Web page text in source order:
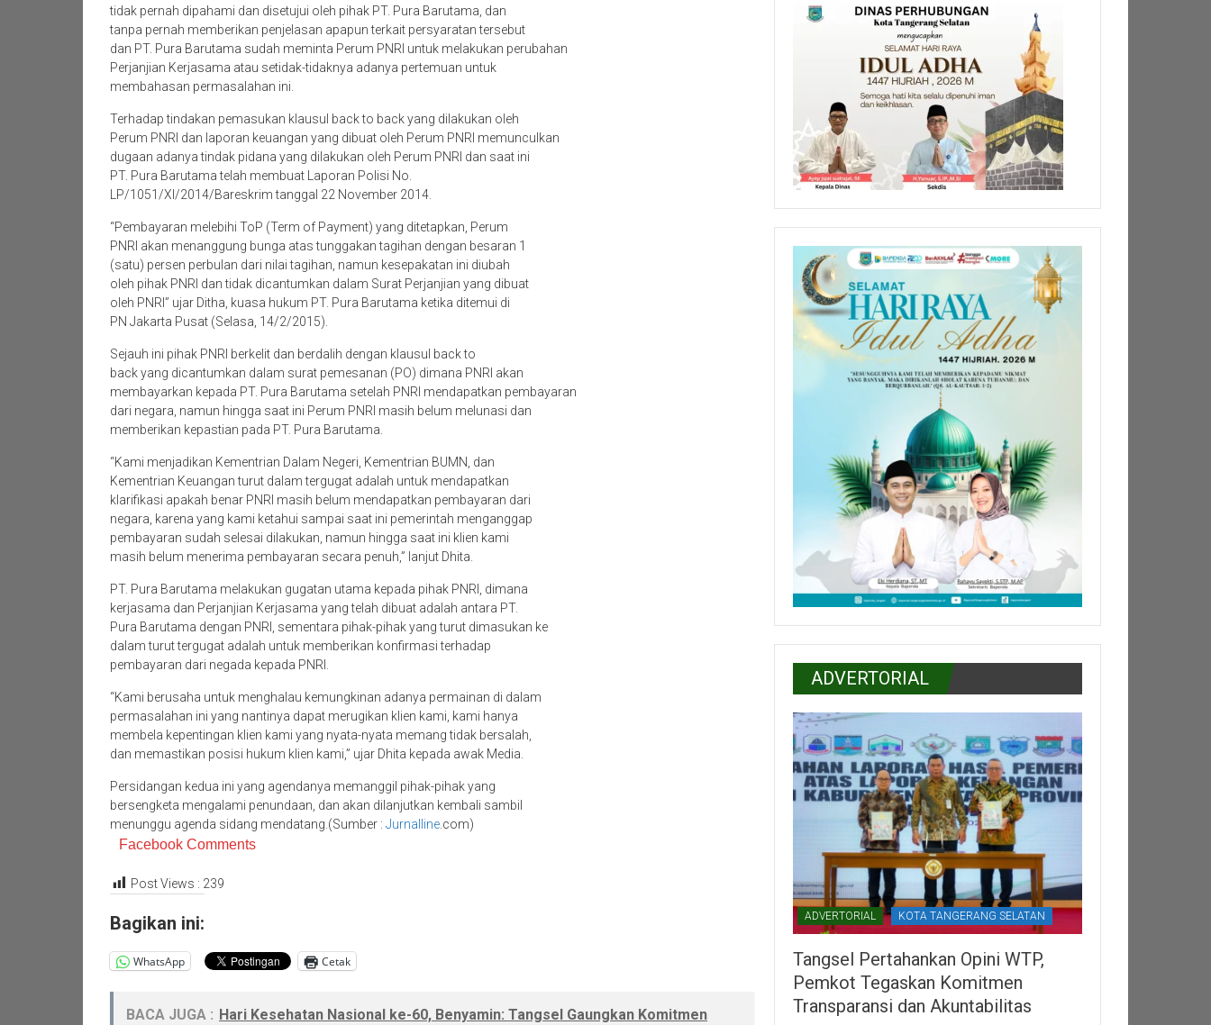
tidak pernah dipahami dan disetujui oleh pihak PT. Pura Barutama, dan
tanpa pernah memberikan penjelasan apapun terkait persyaratan tersebut
dan PT. Pura Barutama sudah meminta Perum PNRI untuk melakukan perubahan
Perjanjian Kerjasama atau setidak-tidaknya adanya pertemuan untuk
membahasan permasalahan ini.
Terhadap tindakan pemasukan klausul back to back yang dilakukan oleh
Perum PNRI dan laporan keuangan yang dibuat oleh Perum PNRI memunculkan
dugaan adanya tindak pidana yang dilakukan oleh Perum PNRI dan saat ini
PT. Pura Barutama telah membuat Laporan Polisi No.
LP/1051/XI/2014/Bareskrim tanggal 22 November 2014.
“Pembayaran melebihi ToP (Term of Payment) yang ditetapkan, Perum
PNRI akan menanggung bunga atas tunggakan tagihan dengan besaran 1
(satu) persen perbulan dari nilai tagihan, namun kesepakatan ini diubah
oleh pihak PNRI dan tidak dicantumkan dalam Surat Perjanjian yang dibuat
oleh PNRI” ujar Ditha, kuasa hukum PT. Pura Barutama ketika ditemui di
PN Jakarta Pusat (Selasa, 14/2/2015).
Sejauh ini pihak PNRI berkelit dan berdalih dengan klausul back to
back yang dicantumkan dalam surat pemesanan (PO) dimana PNRI akan
membayarkan kepada PT. Pura Barutama setelah PNRI mendapatkan pembayaran
dari negara, namun hingga saat ini Perum PNRI masih belum melunasi dan
memberikan kepastian pada PT. Pura Barutama.
“Kami menjadikan Kementrian Dalam Negeri, Kementrian BUMN, dan
Kementrian Keuangan turut dalam tergugat adalah untuk mendapatkan
klarifikasi apakah benar PNRI masih belum mendapatkan pembayaran dari
negara, karena yang kami ketahui sampai saat ini pemerintah menganggap
pembayaran sudah selesai dilakukan, namun hingga saat ini klien kami
masih belum menerima pembayaran secara penuh,” lanjut Dhita.
PT. Pura Barutama melakukan gugatan utama kepada pihak PNRI, dimana
kerjasama dan Perjanjian Kerjasama yang telah dibuat adalah antara PT.
Pura Barutama dengan PNRI, sementara pihak-pihak yang turut dimasukan ke
dalam turut tergugat adalah untuk memberikan konfirmasi terhadap
pembayaran dari negada kepada PNRI.
“Kami berusaha untuk menghalau kemungkinan adanya permainan di dalam
permasalahan ini yang nantinya dapat merugikan klien kami, kami hanya
membela kepentingan klien kami yang nyata-nyata memang tidak bersalah,
dan memastikan posisi hukum klien kami,” ujar Dhita kepada awak Media.
Persidangan kedua ini yang agendanya memanggil pihak-pihak yang
bersengketa mengalami penundaan, dan akan dilanjutkan kembali sambil
menunggu agenda sidang mendatang.(Sumber : Jurnalline .com)
Facebook Comments
Post Views : 239
Bagikan ini:
WhatsApp Cetak
BACA JUGA : Hari Kesehatan Nasional ke-60, Benyamin: Tangsel Gaungkan Komitmen
ADVERTORIAL
ADVERTORIAL KOTA TANGERANG SELATAN
Tangsel Pertahankan Opini WTP,
Pemkot Tegaskan Komitmen
Transparansi dan Akuntabilitas